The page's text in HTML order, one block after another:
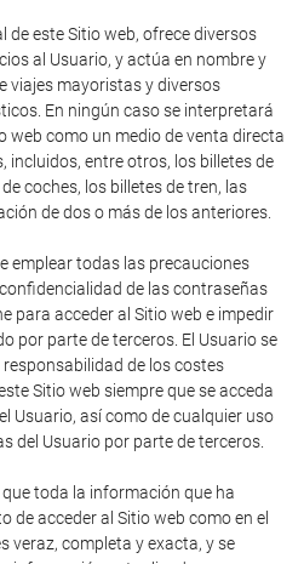
de este Sitio web, ofrece diversos
al Usuario, y actúa en nombre y
viajes mayoristas y diversos
En ningún caso se interpretará
web como un medio de venta directa
incluidos, entre otros, los billetes de
coches, los billetes de tren, las
de dos o más de los anteriores.
emplear todas las precauciones
de las contraseñas
para acceder al Sitio web e impedir
por parte de terceros. El Usuario se
de los costes
Sitio web siempre que se acceda
Usuario, así como de cualquier uso
del Usuario por parte de terceros.
toda la información que ha
de acceder al Sitio web como en el
veraz, completa y exacta, y se